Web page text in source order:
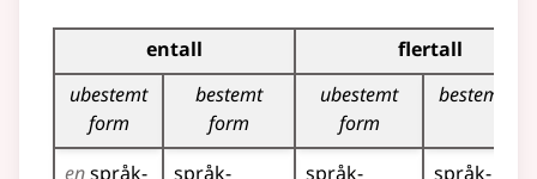
Bøyingstabell for dette substantivet
entall
flertall
ubestemt
form
bestemt
form
ubestemt
form
bestemt
enspråk­
språk­
språk­
språk­